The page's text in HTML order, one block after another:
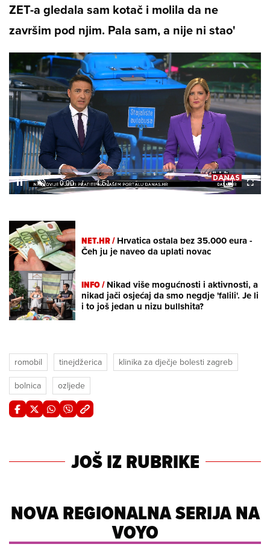
ZET-a gledala sam kotač i molila da ne
završim pod njim. Pala sam, a nije ni stao'
Unmute /
Loaded:
4.96%
NET.HR /Hrvatica ostala bez 35.000 eura -
Čeh ju je naveo da uplati novac
INFO /Nikad više mogućnosti i aktivnosti, a
nikad jači osjećaj da smo negdje 'falili'. Je li
i to još jedan u nizu bullshita?
romobil tinejdžerica
klinika za dječje bolesti zagreb
bolnica
ozljede
JOŠ IZ RUBRIKE
NOVA REGIONALNA SERIJA NA
VOYO